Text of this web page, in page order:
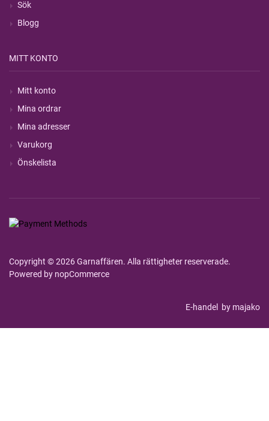
Sök
Blogg
MITT KONTO
Mitt konto
Mina ordrar
Mina adresser
Varukorg
Önskelista
Copyright © 2026 Garnaffären. Alla rättigheter reserverade.
Powered by nopCommerce
E-handel by majako